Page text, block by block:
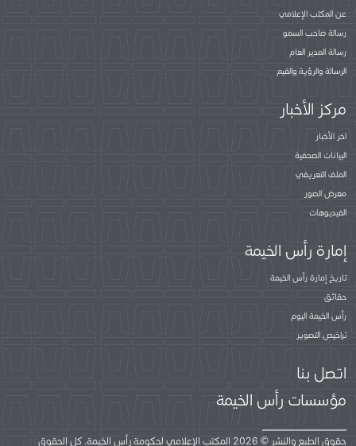
عن المكتب الإعلامي
رسالة صاحب السمو
رسالة المدير العام
الرسالة والرؤية والقيم
مركز الأخبار
اخر الأخبار
البيانات الصحفية
الملف التعريفي
معرض الصور
الفيديوهات
إمارة رأس الخيمة
تاريخ إمارة رأس الخيمة
حقائق
رأس الخيمة اليوم
تراخيص التصوير
اتصل بنا
مؤسسات رأس الخيمة
حقوق الطبع والنشر © 2026 المكتب الإعلامي لحكومة رأس الخيمة. كل الحقوق